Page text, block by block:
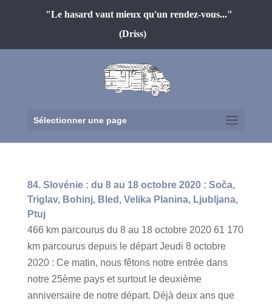
"Le hasard vaut mieux qu'un rendez-vous..."
(Driss)
Sélectionner une page
84. Slovénie : du 8 au 18 octobre 2020 : Soča,
Triglav, Bohinj, Bled, Velika Planina, Ljubljana,
Ptuj
466 km parcourus du 8 au 18 octobre 2020 61 170
km parcourus depuis le départ Jeudi 8 octobre
2020 : Ce matin, nous fêtons notre entrée dans
notre 25ème pays et surtout le deuxième
anniversaire de notre départ. Déjà deux ans que